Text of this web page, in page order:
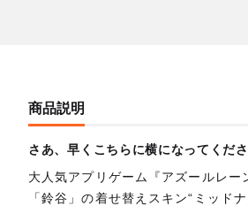
商品説明
さあ、早くこちらに横になってくだ
大人気アプリゲーム『アズールレー
「鈴谷」の着せ替えスキン“ミッド